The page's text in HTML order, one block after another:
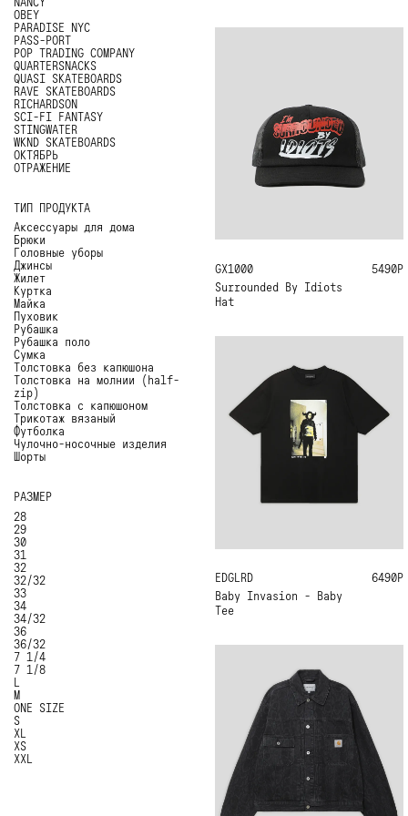
OBEY
PARADISE NYC
PASS-PORT
POP TRADING COMPANY
QUARTERSNACKS
QUASI SKATEBOARDS
RAVE SKATEBOARDS
RICHARDSON
SCI-FI FANTASY
STINGWATER
WKND SKATEBOARDS
ОКТЯБРЬ
ОТРАЖЕНИЕ
ТИП ПРОДУКТА
Аксессуары для дома
Брюки
Головные уборы
Джинсы
Жилет
Куртка
Майка
Пуховик
Рубашка
Рубашка поло
Сумка
Толстовка без капюшона
Толстовка на молнии (half-
zip)
Толстовка с капюшоном
Трикотаж вязаный
Футболка
Чулочно-носочные изделия
Шорты
РАЗМЕР
28
29
30
31
32
32/32
33
34
34/32
36
36/32
7 1/4
7 1/8
L
M
ONE SIZE
S
XL
XS
XXL
GX1000
Surrounded By Idiots
Hat
ONE SIZE 5490Р
EDGLRD
Baby Invasion - Baby
Tee
M L XL 6490Р